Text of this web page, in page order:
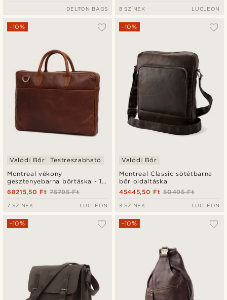
DELTON BAGS 8 SZÍNEK LUCLEON
Montreal vékony
gesztenyebarna bőrtáska - 15
hüvelykes laptophoz
-10%
Valódi Bőr Testreszabható
75795 Ft
68215,50 Ft
7 SZÍNEK LUCLEON
Montreal Classic sötétbarna
bőr oldaltáska
-10%
Valódi Bőr
50495 Ft
45445,50 Ft
3 SZÍNEK LUCLEON
-10% -10%